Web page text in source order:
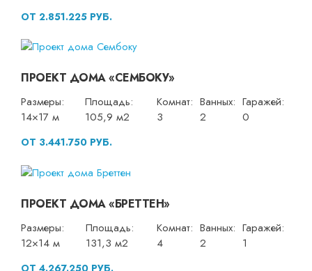
ОТ 2.851.225 РУБ.
ПРОЕКТ ДОМА «СЕМБОКУ»
Размеры:
14×17 м
Площадь:
105,9 м2
Комнат:
3
Ванных:
2
Гаражей:
0
ОТ 3.441.750 РУБ.
ПРОЕКТ ДОМА «БРЕТТЕН»
Размеры:
12×14 м
Площадь:
131,3 м2
Комнат:
4
Ванных:
2
Гаражей:
1
ОТ 4.267.250 РУБ.